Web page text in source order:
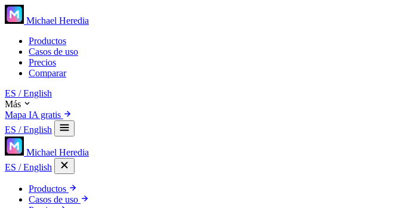
Michael Heredia
Productos
Casos de uso
Precios
Comparar
ES / English
Más
Mapa IA gratis
ES / English
Michael Heredia
ES / English
Productos
Casos de uso